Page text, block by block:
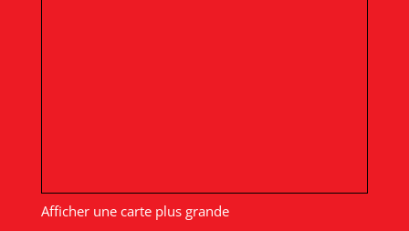
Afficher une carte plus grande